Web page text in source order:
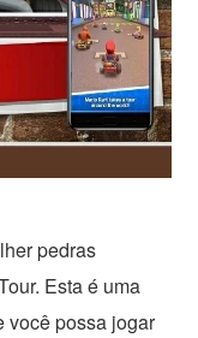
pedras
Esta é uma
você possa jogar